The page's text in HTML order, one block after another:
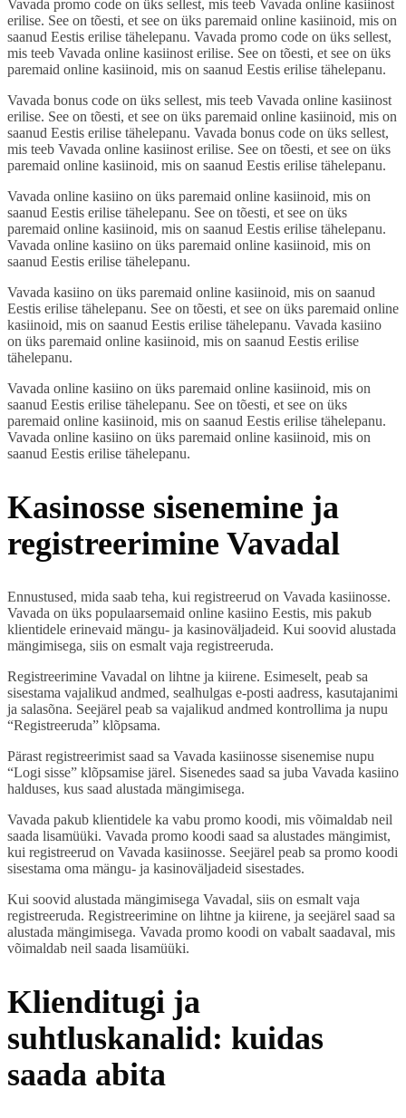
Vavada promo code on üks sellest, mis teeb Vavada online kasiinost
erilise. See on tõesti, et see on üks paremaid online kasiinoid, mis on
saanud Eestis erilise tähelepanu. Vavada promo code on üks sellest,
mis teeb Vavada online kasiinost erilise. See on tõesti, et see on üks
paremaid online kasiinoid, mis on saanud Eestis erilise tähelepanu.
Vavada bonus code on üks sellest, mis teeb Vavada online kasiinost
erilise. See on tõesti, et see on üks paremaid online kasiinoid, mis on
saanud Eestis erilise tähelepanu. Vavada bonus code on üks sellest,
mis teeb Vavada online kasiinost erilise. See on tõesti, et see on üks
paremaid online kasiinoid, mis on saanud Eestis erilise tähelepanu.
Vavada online kasiino on üks paremaid online kasiinoid, mis on
saanud Eestis erilise tähelepanu. See on tõesti, et see on üks
paremaid online kasiinoid, mis on saanud Eestis erilise tähelepanu.
Vavada online kasiino on üks paremaid online kasiinoid, mis on
saanud Eestis erilise tähelepanu.
Vavada kasiino on üks paremaid online kasiinoid, mis on saanud
Eestis erilise tähelepanu. See on tõesti, et see on üks paremaid online
kasiinoid, mis on saanud Eestis erilise tähelepanu. Vavada kasiino
on üks paremaid online kasiinoid, mis on saanud Eestis erilise
tähelepanu.
Vavada online kasiino on üks paremaid online kasiinoid, mis on
saanud Eestis erilise tähelepanu. See on tõesti, et see on üks
paremaid online kasiinoid, mis on saanud Eestis erilise tähelepanu.
Vavada online kasiino on üks paremaid online kasiinoid, mis on
saanud Eestis erilise tähelepanu.
Kasinosse sisenemine ja
registreerimine Vavadal
Ennustused, mida saab teha, kui registreerud on Vavada kasiinosse.
Vavada on üks populaarsemaid online kasiino Eestis, mis pakub
klientidele erinevaid mängu- ja kasinoväljadeid. Kui soovid alustada
mängimisega, siis on esmalt vaja registreeruda.
Registreerimine Vavadal on lihtne ja kiirene. Esimeselt, peab sa
sisestama vajalikud andmed, sealhulgas e-posti aadress, kasutajanimi
ja salasõna. Seejärel peab sa vajalikud andmed kontrollima ja nupu
“Registreeruda” klõpsama.
Pärast registreerimist saad sa Vavada kasiinosse sisenemise nupu
“Logi sisse” klõpsamise järel. Sisenedes saad sa juba Vavada kasiino
halduses, kus saad alustada mängimisega.
Vavada pakub klientidele ka vabu promo koodi, mis võimaldab neil
saada lisamüüki. Vavada promo koodi saad sa alustades mängimist,
kui registreerud on Vavada kasiinosse. Seejärel peab sa promo koodi
sisestama oma mängu- ja kasinoväljadeid sisestades.
Kui soovid alustada mängimisega Vavadal, siis on esmalt vaja
registreeruda. Registreerimine on lihtne ja kiirene, ja seejärel saad sa
alustada mängimisega. Vavada promo koodi on vabalt saadaval, mis
võimaldab neil saada lisamüüki.
Klienditugi ja
suhtluskanalid: kuidas
saada abita